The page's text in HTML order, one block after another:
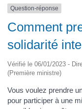
Question-réponse
Comment
solidarité
Vérifié le 06/01/2023 -
(Première ministre)
Vous voulez prendre
pour participer à une